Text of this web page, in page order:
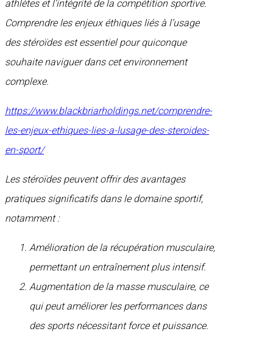
athlètes et l’intégrité de la compétition sportive.
Comprendre les enjeux éthiques liés à l’usage
des stéroïdes est essentiel pour quiconque
souhaite naviguer dans cet environnement
complexe.
https://www.blackbriarholdings.net/comprendre-
les-enjeux-ethiques-lies-a-lusage-des-steroides-
en-sport/
Les stéroïdes peuvent offrir des avantages
pratiques significatifs dans le domaine sportif,
notamment :
Amélioration de la récupération musculaire,
permettant un entraînement plus intensif.
Augmentation de la masse musculaire, ce
qui peut améliorer les performances dans
des sports nécessitant force et puissance.